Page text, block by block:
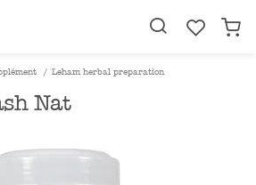
Leham herbal preparation
Nat